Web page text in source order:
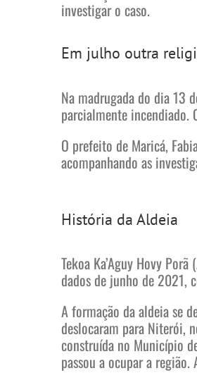
investigar o caso.
Em julho outra
Na madrugada do dia 13
parcialmente incendiado.
O prefeito de Maricá,
acompanhando as
História da Aldeia
Tekoa Ka’Aguy Hovy
dados de junho de 2021,
A formação da aldeia se
deslocaram para Niterói,
construída no Município
passou a ocupar a